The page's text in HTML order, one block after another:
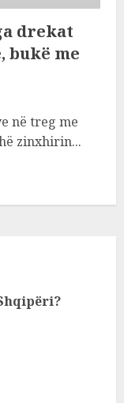
drekat
bukë me
në treg me
zinxhirin...